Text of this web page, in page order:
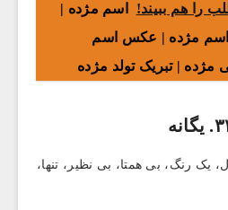
را هم ببیند!
اسم مژده |
مژده | عکس اسم
مژده | تبریک تولد مژده
یک رنگ، بی همتا، بی نظیر، تنها،